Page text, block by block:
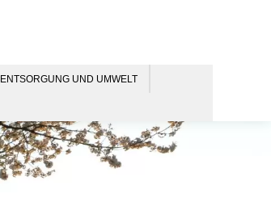
ENTSORGUNG UND UMWELT